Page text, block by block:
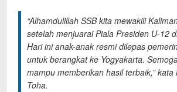
“Alhamdulillah SSB kita mewakili
setelah menjuarai Piala Presiden U-12
Hari ini anak-anak resmi dilepas
untuk berangkat ke Yogyakarta.
mampu memberikan hasil terbaik,”
Toha.